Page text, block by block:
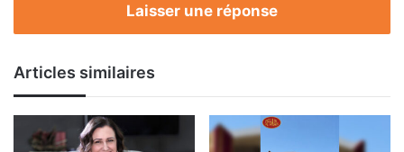
Laisser une réponse
Articles similaires